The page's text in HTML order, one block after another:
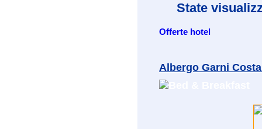
State
Offerte hotel
Albergo Garni